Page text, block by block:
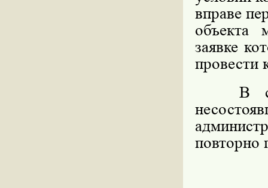
вправе
объекта
заявке
провести
В
повторно